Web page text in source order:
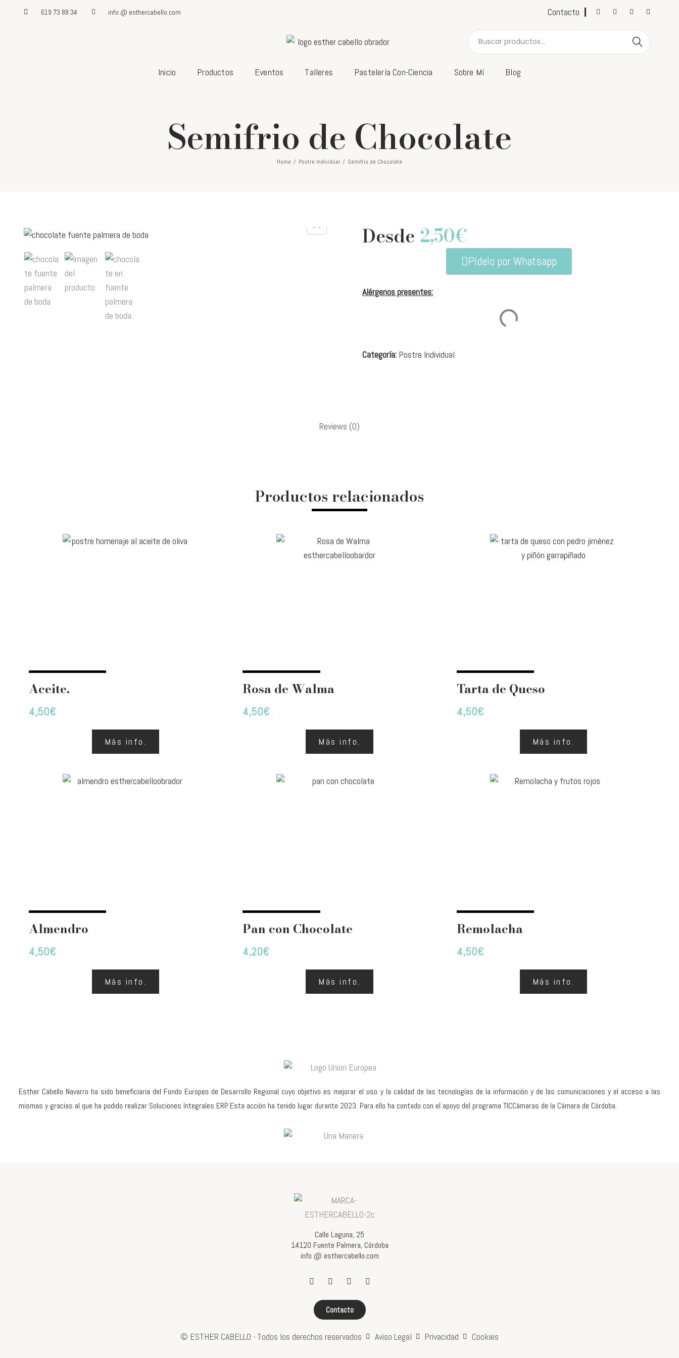
619 73 88 34 info @ esthercabello.com Contacto
Buscar
Inicio Productos Eventos Talleres Pastelería Con-Ciencia Sobre Mí Blog
Semifrio de Chocolate
Home / Postre Individual / Semifrio de Chocolate
Desde 2,50€
Pídelo por Whatsapp
Alérgenos presentes:
Categoría: Postre Individual
Reviews (0)
Productos relacionados
Aceite.
4,50€
Más info.
Rosa de Walma
4,50€
Más info.
Tarta de Queso
4,50€
Más info.
Almendro
4,50€
Más info.
Pan con Chocolate
4,20€
Más info.
Remolacha
4,50€
Más info.
Esther Cabello Navarro ha sido beneficiaria del Fondo Europeo de Desarrollo Regional cuyo objetivo es mejorar el uso y la calidad de las tecnologías de la información y de las comunicaciones y el acceso a las
mismas y gracias al que ha podido realizar Soluciones Integrales ERP. Esta acción ha tenido lugar durante 2023. Para ello ha contado con el apoyo del programa TICCámaras de la Cámara de Córdoba.
Calle Laguna, 25
14120 Fuente Palmera, Córdoba
info @ esthercabello.com
Contacto
© ESTHER CABELLO - Todos los derechos reservados Aviso Legal Privacidad Cookies